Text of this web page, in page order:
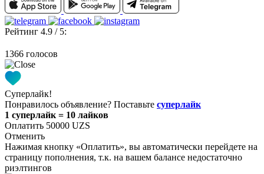
Рейтинг 4.9 / 5:
1366 голосов
Суперлайк!
Понравилось объявление? Поставьте суперлайк
1 суперлайк = 10 лайков
Оплатить 50000 UZS
Отменить
Нажимая кнопку «Оплатить», вы автоматически перейдете на
страницу пополнения, т.к. на вашем балансе недостаточно
риэлтингов